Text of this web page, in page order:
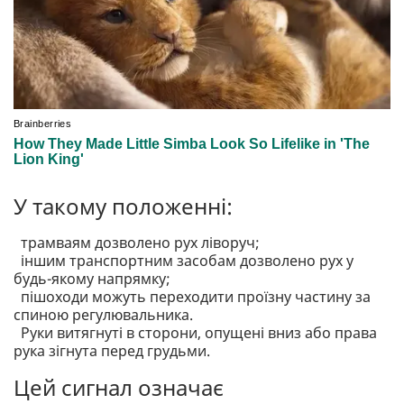
У такому положенні:
трамваям дозволено рух ліворуч;
іншим транспортним засобам дозволено рух у
будь-якому напрямку;
пішоходи можуть переходити проїзну частину за
спиною регулювальника.
Руки витягнуті в сторони, опущені вниз або права
рука зігнута перед грудьми.
Цей сигнал означає